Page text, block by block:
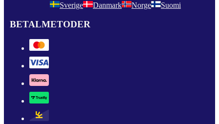
Sverige Danmark Norge Suomi
BETALMETODER